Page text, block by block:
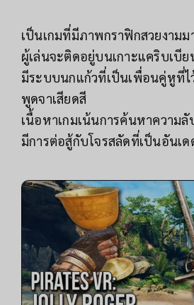
เป็นเกมที่มีภาพกราฟิกสวยงามม
ผู้เล่นจะติดอยู่บนเกาะแคริบเบีย
มีระบบนกแก้วที่เป็นเพื่อนคู่หูที่ไ
พูดจาเสียดสี
เนื้อหาเกมเน้นการค้นหาความลั
มีการต่อสู้กับโจรสลัดที่เป็นอันเด